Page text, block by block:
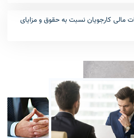
مالی کارجویان نسبت به حقوق و مزایای